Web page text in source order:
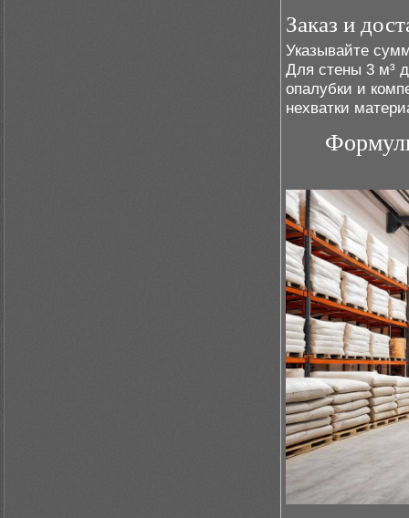
Заказ и
Указывайте
Для стены 3 м³
опалубки и
нехватки